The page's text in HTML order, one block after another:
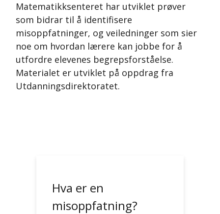
Matematikksenteret har utviklet prøver
som bidrar til å identifisere
misoppfatninger, og veiledninger som sier
noe om hvordan lærere kan jobbe for å
utfordre elevenes begrepsforståelse.
Materialet er utviklet på oppdrag fra
Utdanningsdirektoratet.
Hva er en
misoppfatning?